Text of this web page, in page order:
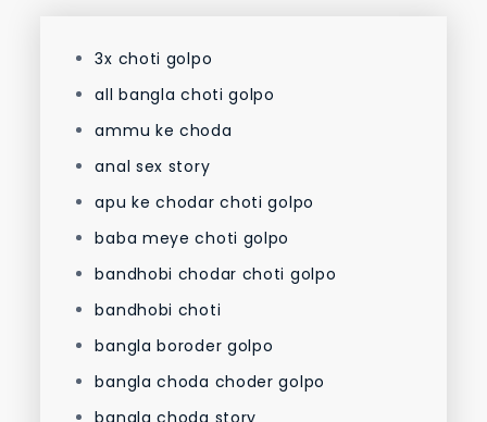
3x choti golpo
all bangla choti golpo
ammu ke choda
anal sex story
apu ke chodar choti golpo
baba meye choti golpo
bandhobi chodar choti golpo
bandhobi choti
bangla boroder golpo
bangla choda choder golpo